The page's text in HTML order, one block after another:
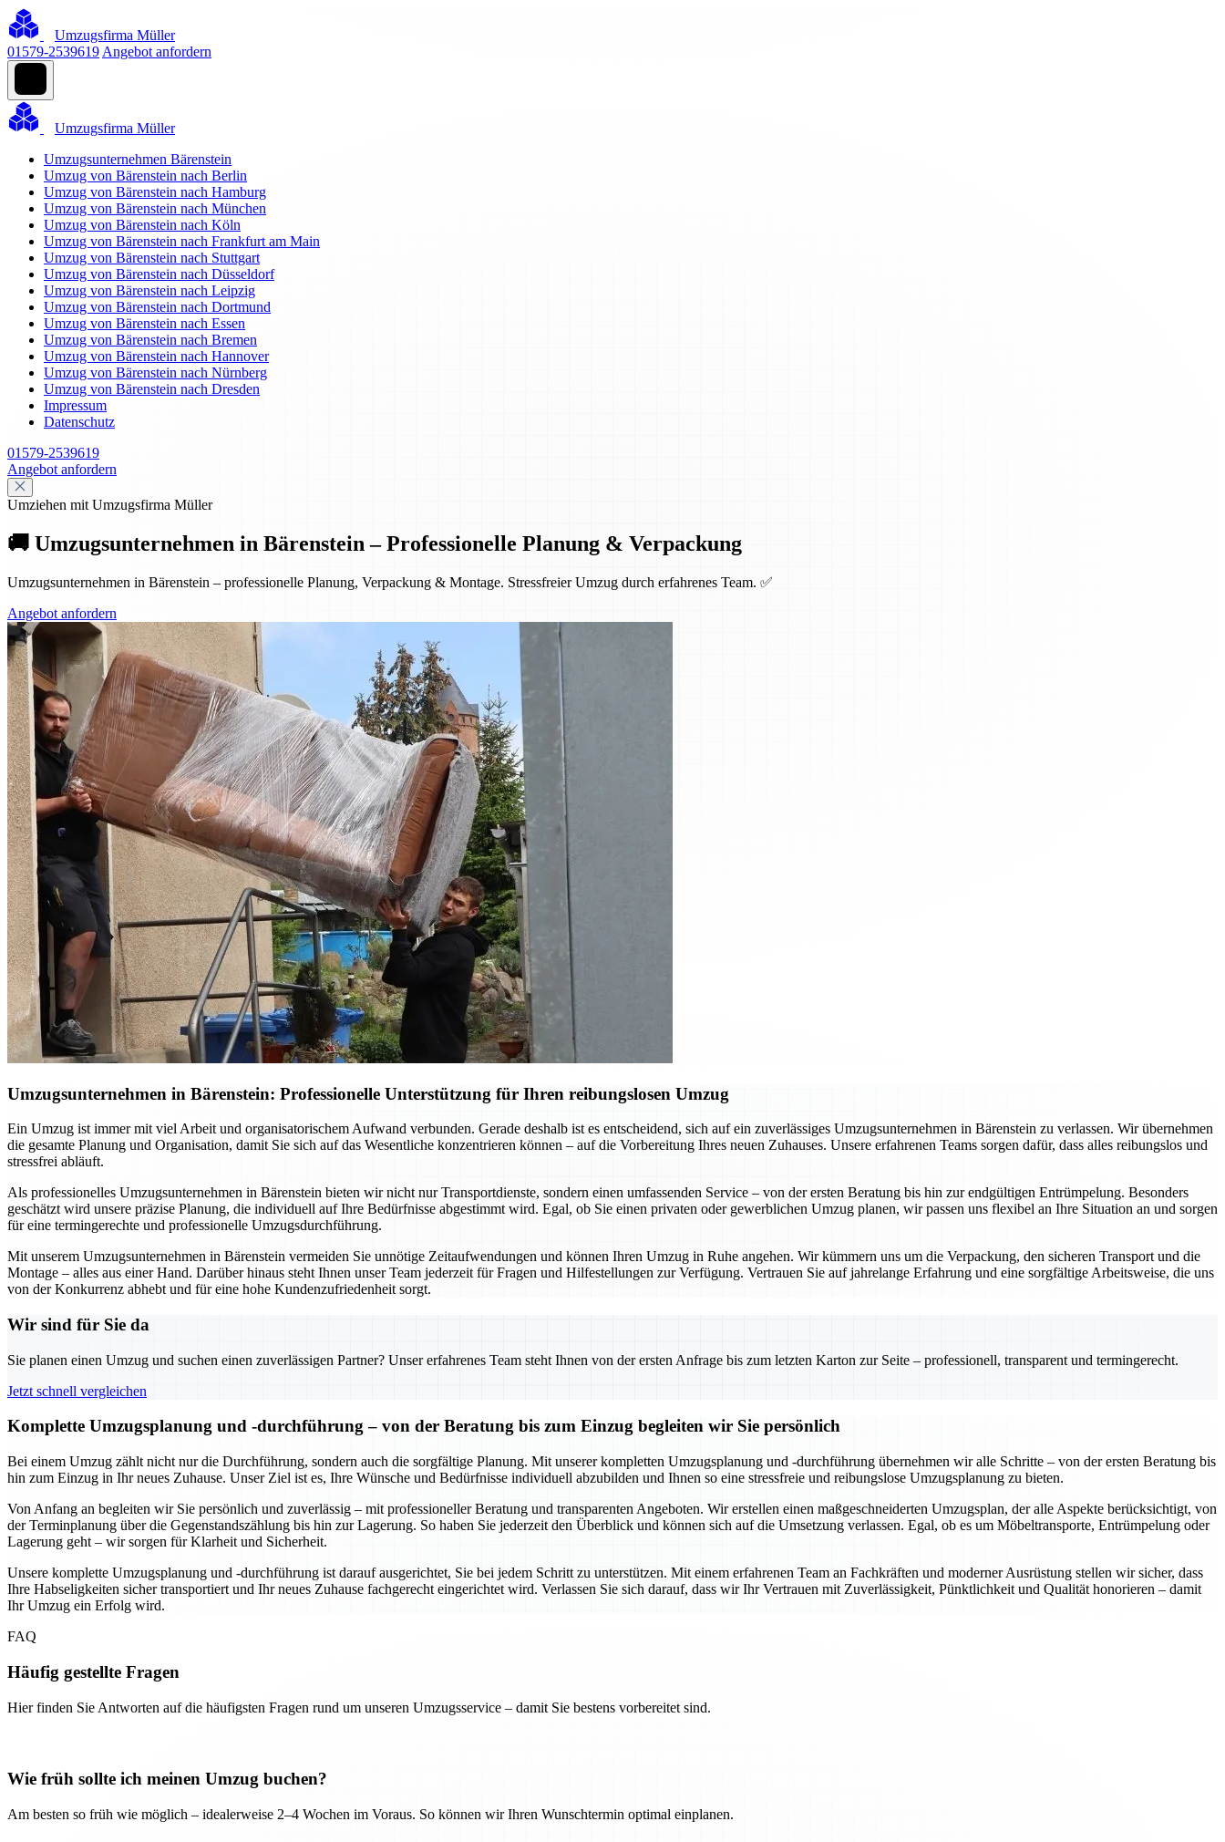
Umzugsfirma Müller
01579-2539619 Angebot anfordern
Umzugsfirma Müller
Umzugsunternehmen Bärenstein
Umzug von Bärenstein nach Berlin
Umzug von Bärenstein nach Hamburg
Umzug von Bärenstein nach München
Umzug von Bärenstein nach Köln
Umzug von Bärenstein nach Frankfurt am Main
Umzug von Bärenstein nach Stuttgart
Umzug von Bärenstein nach Düsseldorf
Umzug von Bärenstein nach Leipzig
Umzug von Bärenstein nach Dortmund
Umzug von Bärenstein nach Essen
Umzug von Bärenstein nach Bremen
Umzug von Bärenstein nach Hannover
Umzug von Bärenstein nach Nürnberg
Umzug von Bärenstein nach Dresden
Impressum
Datenschutz
01579-2539619
Angebot anfordern
Umziehen mit Umzugsfirma Müller
🚚 Umzugsunternehmen in Bärenstein – Professionelle Planung & Verpackung
Umzugsunternehmen in Bärenstein – professionelle Planung, Verpackung & Montage. Stressfreier Umzug durch erfahrenes Team. ✅
Angebot anfordern
Umzugsunternehmen in Bärenstein: Professionelle Unterstützung für Ihren reibungslosen Umzug
Ein Umzug ist immer mit viel Arbeit und organisatorischem Aufwand verbunden. Gerade deshalb ist es entscheidend, sich auf ein zuverlässiges Umzugsunternehmen in Bärenstein zu verlassen. Wir übernehmen
die gesamte Planung und Organisation, damit Sie sich auf das Wesentliche konzentrieren können – auf die Vorbereitung Ihres neuen Zuhauses. Unsere erfahrenen Teams sorgen dafür, dass alles reibungslos und
stressfrei abläuft.
Als professionelles Umzugsunternehmen in Bärenstein bieten wir nicht nur Transportdienste, sondern einen umfassenden Service – von der ersten Beratung bis hin zur endgültigen Entrümpelung. Besonders
geschätzt wird unsere präzise Planung, die individuell auf Ihre Bedürfnisse abgestimmt wird. Egal, ob Sie einen privaten oder gewerblichen Umzug planen, wir passen uns flexibel an Ihre Situation an und sorgen
für eine termingerechte und professionelle Umzugsdurchführung.
Mit unserem Umzugsunternehmen in Bärenstein vermeiden Sie unnötige Zeitaufwendungen und können Ihren Umzug in Ruhe angehen. Wir kümmern uns um die Verpackung, den sicheren Transport und die
Montage – alles aus einer Hand. Darüber hinaus steht Ihnen unser Team jederzeit für Fragen und Hilfestellungen zur Verfügung. Vertrauen Sie auf jahrelange Erfahrung und eine sorgfältige Arbeitsweise, die uns
von der Konkurrenz abhebt und für eine hohe Kundenzufriedenheit sorgt.
Wir sind für Sie da
Sie planen einen Umzug und suchen einen zuverlässigen Partner? Unser erfahrenes Team steht Ihnen von der ersten Anfrage bis zum letzten Karton zur Seite – professionell, transparent und termingerecht.
Jetzt schnell vergleichen
Komplette Umzugsplanung und -durchführung – von der Beratung bis zum Einzug begleiten wir Sie persönlich
Bei einem Umzug zählt nicht nur die Durchführung, sondern auch die sorgfältige Planung. Mit unserer kompletten Umzugsplanung und -durchführung übernehmen wir alle Schritte – von der ersten Beratung bis
hin zum Einzug in Ihr neues Zuhause. Unser Ziel ist es, Ihre Wünsche und Bedürfnisse individuell abzubilden und Ihnen so eine stressfreie und reibungslose Umzugsplanung zu bieten.
Von Anfang an begleiten wir Sie persönlich und zuverlässig – mit professioneller Beratung und transparenten Angeboten. Wir erstellen einen maßgeschneiderten Umzugsplan, der alle Aspekte berücksichtigt, von
der Terminplanung über die Gegenstandszählung bis hin zur Lagerung. So haben Sie jederzeit den Überblick und können sich auf die Umsetzung verlassen. Egal, ob es um Möbeltransporte, Entrümpelung oder
Lagerung geht – wir sorgen für Klarheit und Sicherheit.
Unsere komplette Umzugsplanung und -durchführung ist darauf ausgerichtet, Sie bei jedem Schritt zu unterstützen. Mit einem erfahrenen Team an Fachkräften und moderner Ausrüstung stellen wir sicher, dass
Ihre Habseligkeiten sicher transportiert und Ihr neues Zuhause fachgerecht eingerichtet wird. Verlassen Sie sich darauf, dass wir Ihr Vertrauen mit Zuverlässigkeit, Pünktlichkeit und Qualität honorieren – damit
Ihr Umzug ein Erfolg wird.
FAQ
Häufig gestellte Fragen
Hier finden Sie Antworten auf die häufigsten Fragen rund um unseren Umzugsservice – damit Sie bestens vorbereitet sind.
Wie früh sollte ich meinen Umzug buchen?
Am besten so früh wie möglich – idealerweise 2–4 Wochen im Voraus. So können wir Ihren Wunschtermin optimal einplanen.